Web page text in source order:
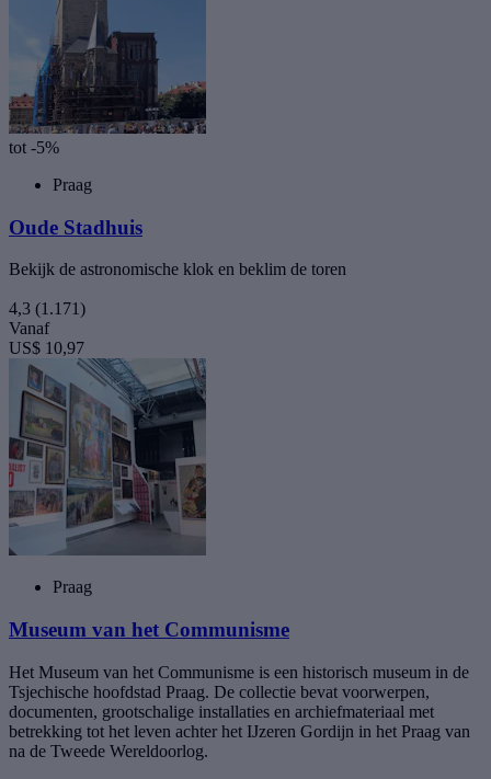
tot -5%
Praag
Oude Stadhuis
Bekijk de astronomische klok en beklim de toren
4,3 (1.171)
Vanaf
US$ 10,97
Praag
Museum van het Communisme
Het Museum van het Communisme is een historisch museum in de
Tsjechische hoofdstad Praag. De collectie bevat voorwerpen,
documenten, grootschalige installaties en archiefmateriaal met
betrekking tot het leven achter het IJzeren Gordijn in het Praag van
na de Tweede Wereldoorlog.